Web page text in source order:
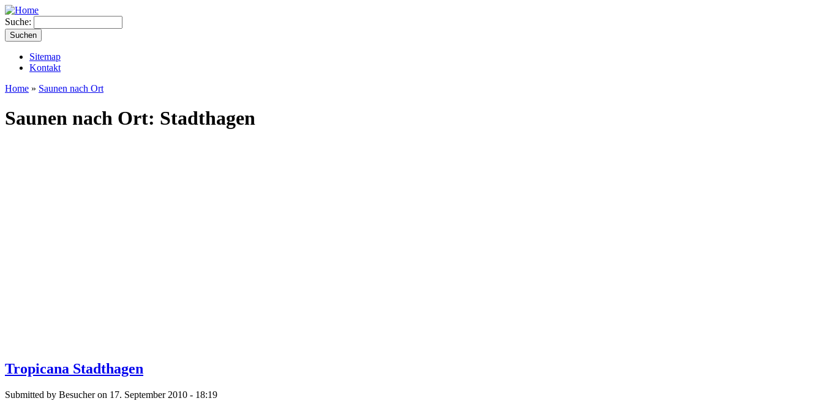
Suche:
Sitemap
Kontakt
Home » Saunen nach Ort
Saunen nach Ort: Stadthagen
Tropicana Stadthagen
Submitted by Besucher on 17. September 2010 - 18:19